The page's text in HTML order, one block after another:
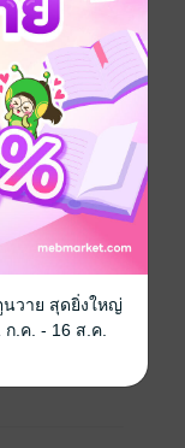
01 มกราคม 2555
136 หน้า
นวาย สุดยิ่งใหญ่
.ค. - 16 ส.ค.